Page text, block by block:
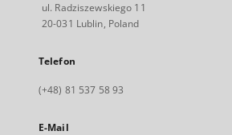
ul. Radziszewskiego 11
20-031 Lublin, Poland
Telefon
(+48) 81 537 58 93
E-Mail